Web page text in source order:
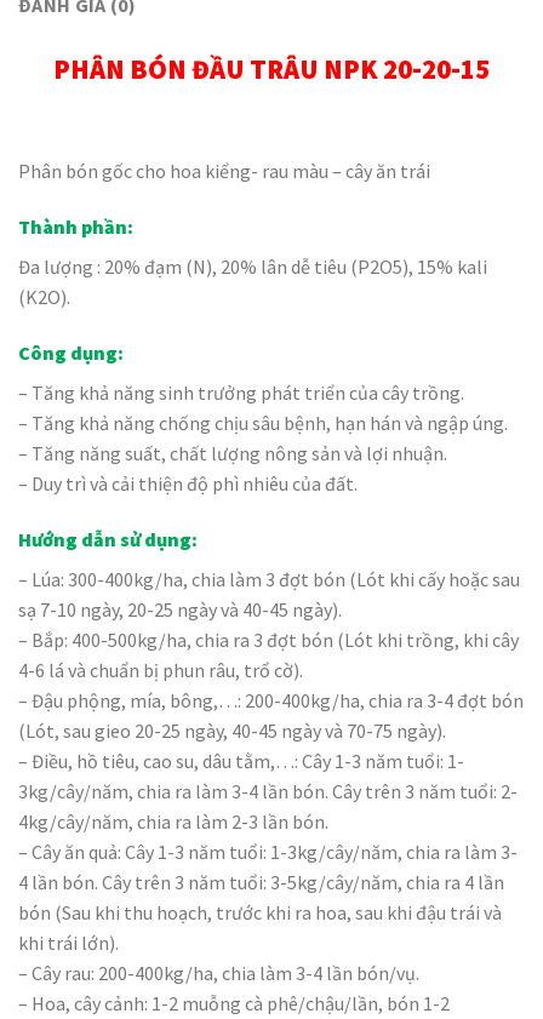
ĐÁNH GIÁ (0)
PHÂN BÓN ĐẦU TRÂU NPK 20-20-15
Phân bón gốc cho hoa kiểng- rau màu – cây ăn trái
Thành phần:
Đa lượng : 20% đạm (N), 20% lân dễ tiêu (P2O5), 15% kali
(K2O).
Công dụng:
– Tăng khả năng sinh trưởng phát triển của cây trồng.
– Tăng khả năng chống chịu sâu bệnh, hạn hán và ngập úng.
– Tăng năng suất, chất lượng nông sản và lợi nhuận.
– Duy trì và cải thiện độ phì nhiêu của đất.
Hướng dẫn sử dụng:
– Lúa: 300-400kg/ha, chia làm 3 đợt bón (Lót khi cấy hoặc sau
sạ 7-10 ngày, 20-25 ngày và 40-45 ngày).
– Bắp: 400-500kg/ha, chia ra 3 đợt bón (Lót khi trồng, khi cây
4-6 lá và chuẩn bị phun râu, trổ cờ).
– Đậu phộng, mía, bông,…: 200-400kg/ha, chia ra 3-4 đợt bón
(Lót, sau gieo 20-25 ngày, 40-45 ngày và 70-75 ngày).
– Điều, hồ tiêu, cao su, dâu tằm,…: Cây 1-3 năm tuổi: 1-
3kg/cây/năm, chia ra làm 3-4 lần bón. Cây trên 3 năm tuổi: 2-
4kg/cây/năm, chia ra làm 2-3 lần bón.
– Cây ăn quả: Cây 1-3 năm tuổi: 1-3kg/cây/năm, chia ra làm 3-
4 lần bón. Cây trên 3 năm tuổi: 3-5kg/cây/năm, chia ra 4 lần
bón (Sau khi thu hoạch, trước khi ra hoa, sau khi đậu trái và
khi trái lớn).
– Cây rau: 200-400kg/ha, chia làm 3-4 lần bón/vụ.
– Hoa, cây cảnh: 1-2 muỗng cà phê/chậu/lần, bón 1-2